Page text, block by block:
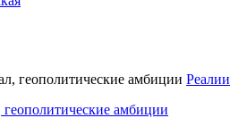
Реалии
амбиции